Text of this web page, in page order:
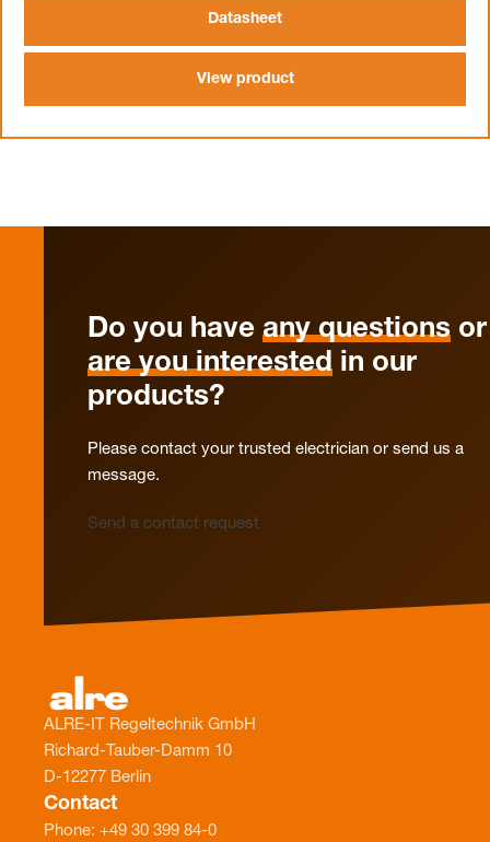
Datasheet
View product
Do you have any questions or
are you interested in our
products?
Please contact your trusted electrician or send us a
message.
Send a contact request
ALRE-IT Regeltechnik GmbH
Richard-Tauber-Damm 10
D-12277 Berlin
Contact
Phone: +49 30 399 84-0